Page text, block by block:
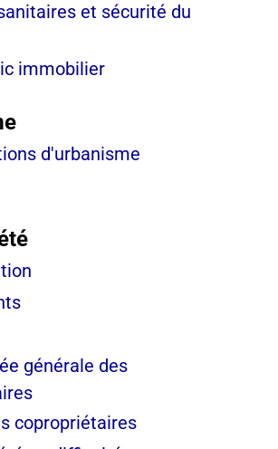
et sécurité du
immobilier
d'urbanisme
générale des
copropriétaires